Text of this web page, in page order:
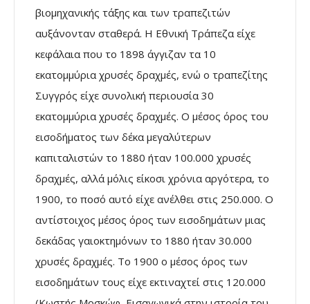
βιοµηχανικής τάξης και των τραπεζιτών
αυξάνονταν σταθερά. Η Εθνική Τράπεζα είχε
κεφάλαια που το 1898 άγγιζαν τα 10
εκατοµµύρια χρυσές δραχµές, ενώ ο τραπεζίτης
Συγγρός είχε συνολική περιουσία 30
εκατοµµύρια χρυσές δραχµές. Ο µέσος όρος του
εισοδήµατος των δέκα µεγαλύτερων
καπιταλιστών το 1880 ήταν 100.000 χρυσές
δραχµές, αλλά µόλις είκοσι χρόνια αργότερα, το
1900, το ποσό αυτό είχε ανέλθει στις 250.000. Ο
αντίστοιχος µέσος όρος των εισοδηµάτων µιας
δεκάδας γαιοκτηµόνων το 1880 ήταν 30.000
χρυσές δραχµές. Το 1900 ο µέσος όρος των
εισοδηµάτων τους είχε εκτιναχτεί στις 120.000